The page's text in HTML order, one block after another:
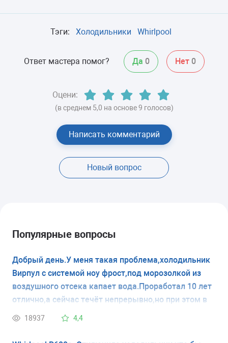
Тэги: Холодильники Whirlpool
Ответ мастера помог? Да 0 Нет 0
Оцени:
(в среднем 5,0 на основе 9 голосов)
Написать комментарий
Новый вопрос
Популярные вопросы
Добрый день.У меня такая проблема,холодильник
Вирпул с системой ноу фрост,под морозолкой из
воздушного отсека капает вода.Проработал 10 лет
отлично,а сейчас течёт непрерывно,но при этом в
морозилке наледи нет.Думаю засор в дренажном
18937 4,4